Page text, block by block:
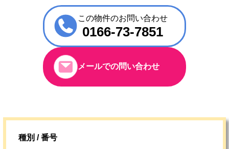
この物件のお問い合わせ
0166-73-7851
メールでの問い合わせ
種別 / 番号